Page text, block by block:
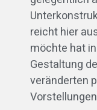
reicht hier
möchte hat
Gestaltung
veränderten